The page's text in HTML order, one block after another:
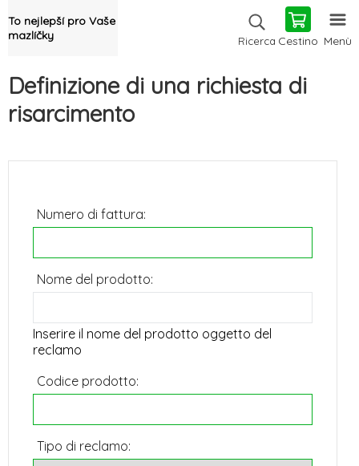
To nejlepší pro Vaše
mazlíčky
Ricerca Cestino Menù
Definizione di una richiesta di
risarcimento
Numero di fattura:
Nome del prodotto:
Inserire il nome del prodotto oggetto del
reclamo
Codice prodotto:
Tipo di reclamo: